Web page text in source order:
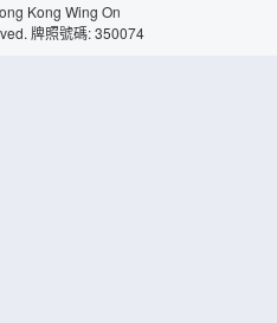
Kong Wing On
牌照號碼: 350074